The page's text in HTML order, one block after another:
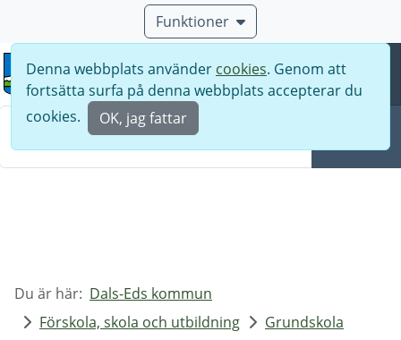
Funktioner
Meny
Denna webbplats använder cookies. Genom att
fortsätta surfa på denna webbplats accepterar du
cookies.
OK, jag fattar
Du är här: Dals-Eds kommun
Förskola, skola och utbildning
Grundskola